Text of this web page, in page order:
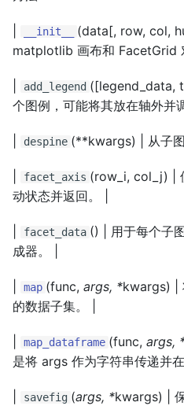
__init__
(data[, row, col,
matplotlib 画布和 FacetGrid
add_legend ([legend_data,
个图例，可能将其放在轴外并
despine (**kwargs) | 从子图
facet_axis (row_i, col_j) |
动状态并返回。 |
facet_data () | 用于每个子
成器。 |
map (func, args, *kwargs) |
的数据子集。 |
map_dataframe (func, args,
是将 args 作为字符串传递并
savefig (args, *kwargs) |